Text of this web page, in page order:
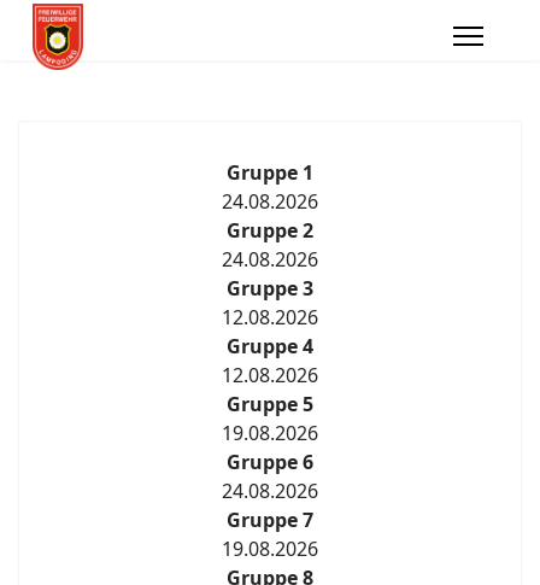
Gruppe 1
24.08.2026
Gruppe 2
24.08.2026
Gruppe 3
12.08.2026
Gruppe 4
12.08.2026
Gruppe 5
19.08.2026
Gruppe 6
24.08.2026
Gruppe 7
19.08.2026
Gruppe 8